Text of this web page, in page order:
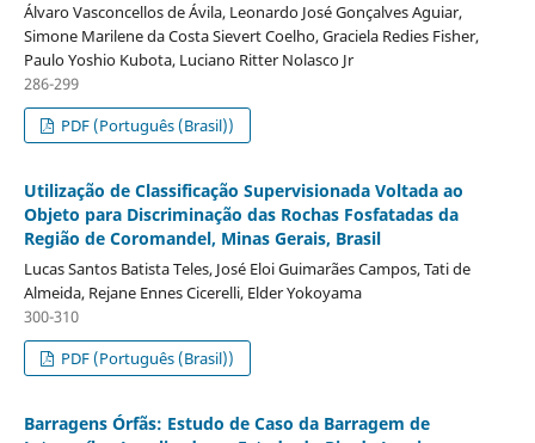
Álvaro Vasconcellos de Ávila, Leonardo José Gonçalves Aguiar,
Simone Marilene da Costa Sievert Coelho, Graciela Redies Fisher,
Paulo Yoshio Kubota, Luciano Ritter Nolasco Jr
286-299
PDF (Português (Brasil))
Utilização de Classificação Supervisionada Voltada ao
Objeto para Discriminação das Rochas Fosfatadas da
Região de Coromandel, Minas Gerais, Brasil
Lucas Santos Batista Teles, José Eloi Guimarães Campos, Tati de
Almeida, Rejane Ennes Cicerelli, Elder Yokoyama
300-310
PDF (Português (Brasil))
Barragens Órfãs: Estudo de Caso da Barragem de